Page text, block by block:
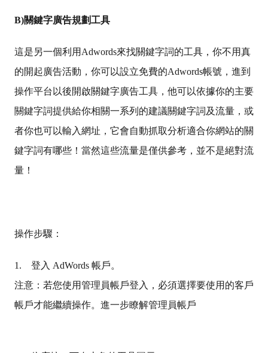
B)關鍵字廣告規劃工具
這是另一個利用Adwords來找關鍵字詞的工具，你不用真
的開起廣告活動，你可以設立免費的Adwords帳號，進到
操作平台以後開啟關鍵字廣告工具，他可以依據你的主要
關鍵字詞提供給你相關一系列的建議關鍵字詞及流量，或
者你也可以輸入網址，它會自動抓取分析適合你網站的關
鍵字詞有哪些！當然這些流量是僅供參考，並不是絕對流
量！
操作步驟：
1. 登入 AdWords 帳戶。
注意：若您使用管理員帳戶登入，必須選擇要使用的客戶
帳戶才能繼續操作。進一步瞭解管理員帳戶